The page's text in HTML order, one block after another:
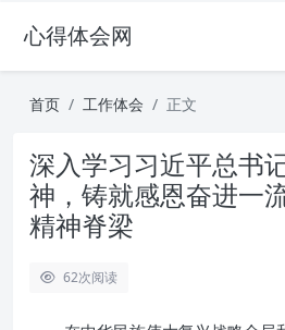
心得体会网
首页 工作体会 正文
深入学习习近平总书
神，铸就感恩奋进一
精神脊梁
62次阅读